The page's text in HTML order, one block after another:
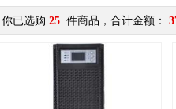
你已选购 25 件商品，合计金额：